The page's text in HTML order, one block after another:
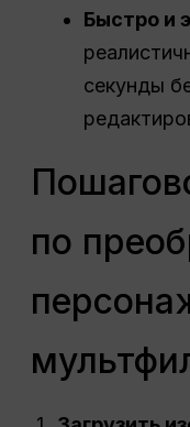
Быстро и
секунды
по